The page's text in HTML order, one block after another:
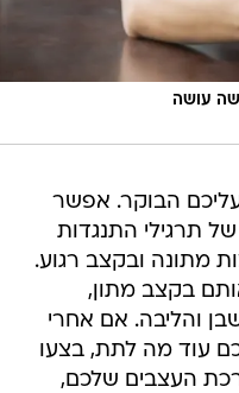
עושה
עליכם הבוקר. אפשר
תרגילי התנגדות
מתונה ובקצב רגוע.
בקצב מתון,
והליבה. אם אחרי
עוד מה לתת, בצעו
העצבים שלכם,